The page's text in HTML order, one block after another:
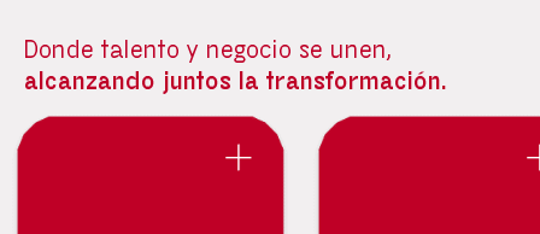
Donde talento y negocio se unen,
alcanzando juntos la transformación.